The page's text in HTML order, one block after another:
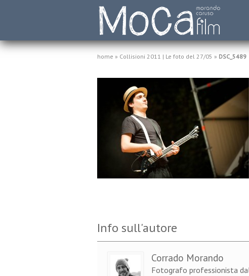
home » Collisioni 2011 | Le foto del 27/05 » DSC_5489
Info sull'autore
Corrado Morando
Fotografo professionista